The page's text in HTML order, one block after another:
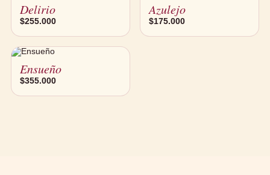
Delirio
$255.000
Azulejo
$175.000
Ensueño
$355.000